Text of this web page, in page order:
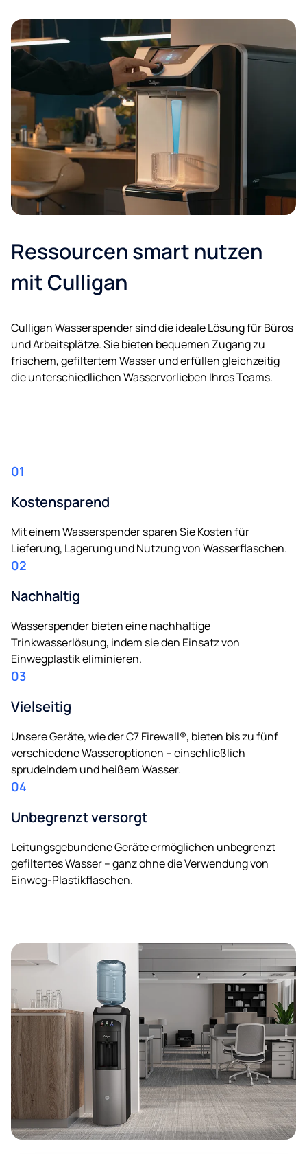
Ressourcen smart nutzen
mit Culligan
Culligan Wasserspender sind die ideale Lösung für Büros
und Arbeitsplätze. Sie bieten bequemen Zugang zu
frischem, gefiltertem Wasser und erfüllen gleichzeitig
die unterschiedlichen Wasservorlieben Ihres Teams.
01
Kostensparend
Mit einem Wasserspender sparen Sie Kosten für
Lieferung, Lagerung und Nutzung von Wasserflaschen.
02
Nachhaltig
Wasserspender bieten eine nachhaltige
Trinkwasserlösung, indem sie den Einsatz von
Einwegplastik eliminieren.
03
Vielseitig
Unsere Geräte, wie der C7 Firewall®, bieten bis zu fünf
verschiedene Wasseroptionen – einschließlich
sprudelndem und heißem Wasser.
04
Unbegrenzt versorgt
Leitungsgebundene Geräte ermöglichen unbegrenzt
gefiltertes Wasser – ganz ohne die Verwendung von
Einweg-Plastikflaschen.